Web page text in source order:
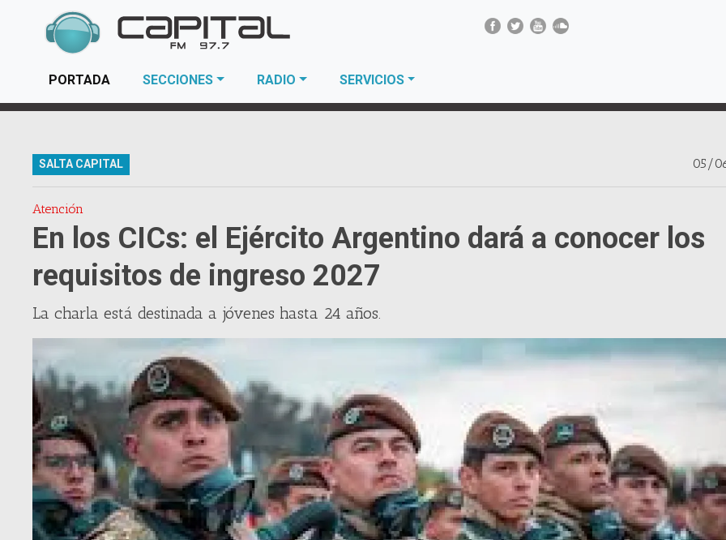
PORTADA(current)SECCIONES RADIO SERVICIOS
05/
SALTA CAPITAL
Atención
En los CICs: el Ejército Argentino dará a conocer los
requisitos de ingreso 2027
La charla está destinada a jóvenes hasta 24 años.